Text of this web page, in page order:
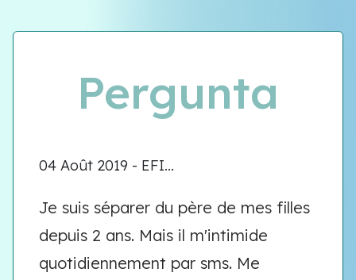
Pergunta
04 Août 2019 - EFI...
Je suis séparer du père de mes filles
depuis 2 ans. Mais il m'intimide
quotidiennement par sms. Me